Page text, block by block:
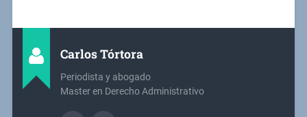
Carlos Tórtora
Periodista y abogado
Master en Derecho Administrativo